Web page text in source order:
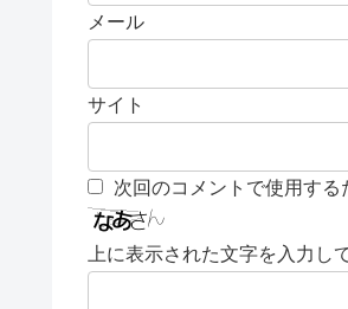
メール
サイト
次回のコメントで使用する
上に表示された文字を入力し